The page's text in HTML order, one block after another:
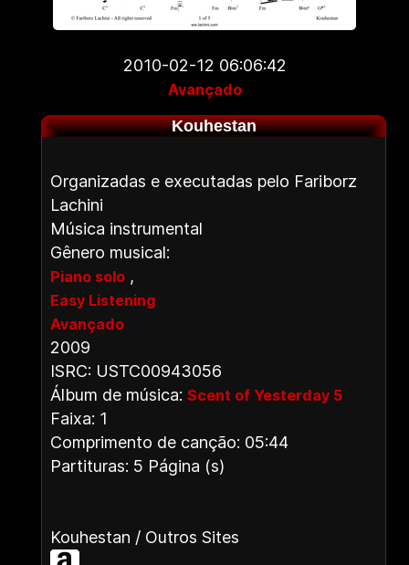
2010-02-12 06:06:42
Avançado
Kouhestan
Organizadas e executadas pelo Fariborz
Lachini
Música instrumental
Gênero musical:
Piano solo ,
Easy Listening
Avançado
2009
ISRC: USTC00943056
Álbum de música: Scent of Yesterday 5
Faixa: 1
Comprimento de canção: 05:44
Partituras: 5 Página (s)
Kouhestan / Outros Sites